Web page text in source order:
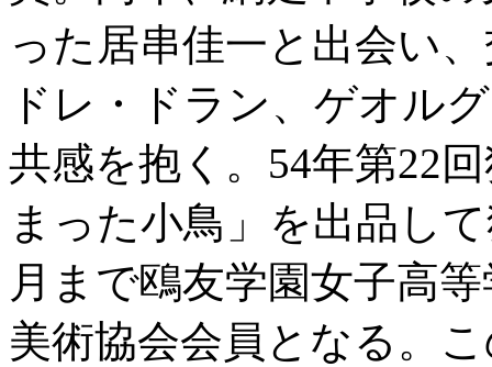
った居串佳一と出会い
ドレ・ドラン、ゲオル
共感を抱く。54年第22
まった小鳥」を出品し
月まで鴎友学園女子高
美術協会会員となる。